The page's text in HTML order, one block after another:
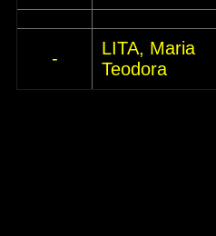
-
LITA, Maria
Teodora